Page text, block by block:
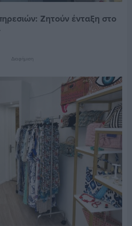
Ζητούν ένταξη στο
Διαφήμιση